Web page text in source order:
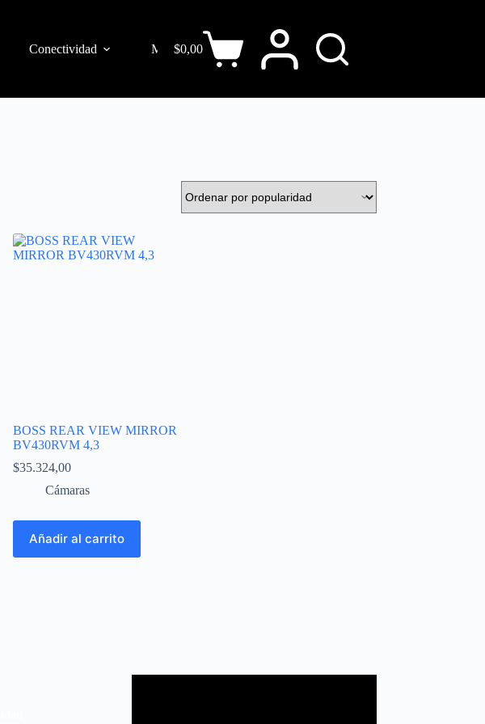
Conectividad Mobiliarios Monitores y TV
$0,00
BOSS REAR VIEW MIRROR
BV430RVM 4,3
$35.324,00
Cámaras
Añadir al carrito